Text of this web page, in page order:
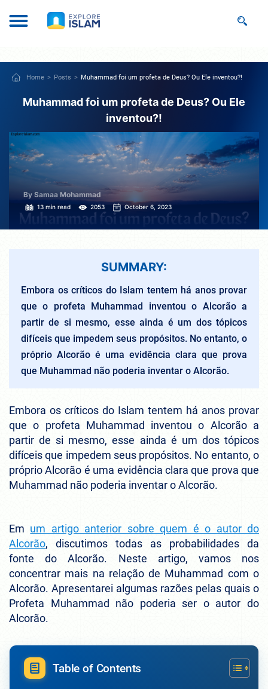
Home Posts Muhammad foi um profeta de Deus? Ou Ele inventou?!
Muhammad foi um profeta de Deus? Ou Ele
inventou?!
By Samaa Mohammad
13 min read 2053 October 6, 2023
SUMMARY:
Embora os críticos do Islam tentem há anos provar
que o profeta Muhammad inventou o Alcorão a
partir de si mesmo, esse ainda é um dos tópicos
difíceis que impedem seus propósitos. No entanto, o
próprio Alcorão é uma evidência clara que prova
que Muhammad não poderia inventar o Alcorão.
Embora os críticos do Islam tentem há anos provar
que o profeta Muhammad inventou o Alcorão a
partir de si mesmo, esse ainda é um dos tópicos
difíceis que impedem seus propósitos. No entanto, o
próprio Alcorão é uma evidência clara que prova que
Muhammad não poderia inventar o Alcorão.
Em um artigo anterior sobre quem é o autor do
Alcorão, discutimos todas as probabilidades da
fonte do Alcorão. Neste artigo, vamos nos
concentrar mais na relação de Muhammad com o
Alcorão. Apresentarei algumas razões pelas quais o
Profeta Muhammad não poderia ser o autor do
Alcorão.
Table of Contents